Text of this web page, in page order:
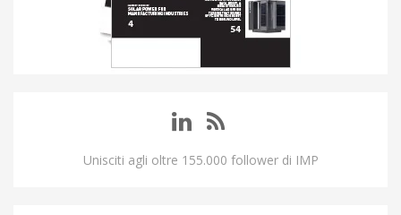
Unisciti agli oltre 155.000 follower di IMP